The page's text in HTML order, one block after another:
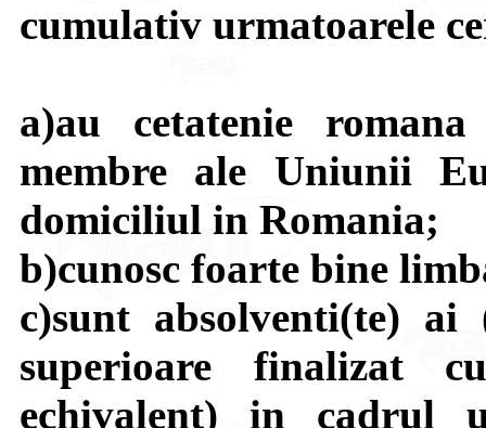
cumulativ urmatoarele
a)au cetatenie
membre ale Uniunii
domiciliul in Romania;
b)cunosc foarte bine
c)sunt absolventi(te)
superioare finalizat
echivalent) in cadrul